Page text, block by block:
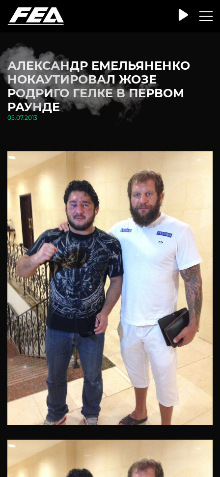
АЛЕКСАНДР ЕМЕЛЬЯНЕНКО
НОКАУТИРОВАЛ ЖОЗЕ
РОДРИГО ГЕЛКЕ В ПЕРВОМ
РАУНДЕ
05.07.2013